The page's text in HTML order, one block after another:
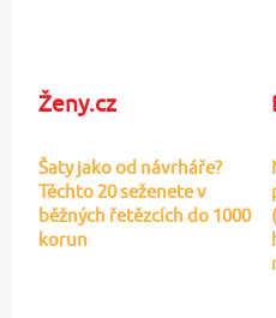
Ženy.cz
Šaty jako od návrháře?
Těchto 20 seženete v
běžných řetězcích do 1000
korun